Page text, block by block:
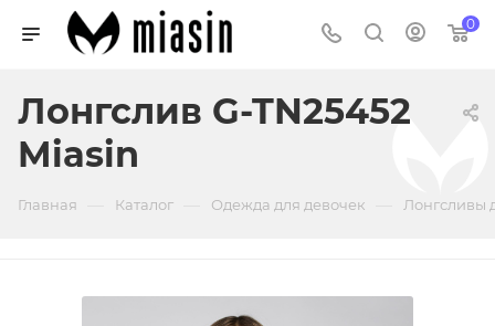
0
Лонгслив G-TN25452
Miasin
Главная Каталог Одежда для девочек Лонгсливы